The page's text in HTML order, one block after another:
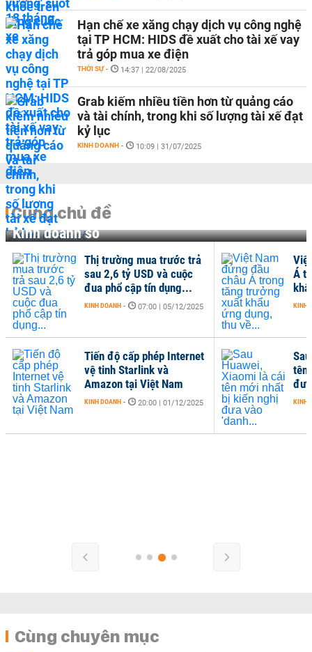
Hạn chế xe xăng chạy dịch vụ công nghệ
tại TP HCM: HIDS đề xuất cho tài xế vay
trả góp mua xe điện
THỜI SỰ - 14:37 | 22/08/2025
Grab kiếm nhiều tiền hơn từ quảng cáo
và tài chính, trong khi số lượng tài xế đạt
kỷ lục
KINH DOANH - 10:09 | 31/07/2025
Cùng chủ đề
Kinh doanh số
tên
KINH
Thị trường mua trước trả
sau 2,6 tỷ USD và cuộc
đua phổ cập tín dụng...
KINH DOANH - 07:00 | 05/12/2025
Tiến độ cấp phép Internet
vệ tinh Starlink và
Amazon tại Việt Nam
KINH DOANH - 20:00 | 01/12/2025
Á
KINH
Cùng chuyên mục